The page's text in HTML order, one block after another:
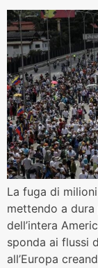
La fuga di
mettendo a
dell’intera
sponda ai flussi
all’Europa